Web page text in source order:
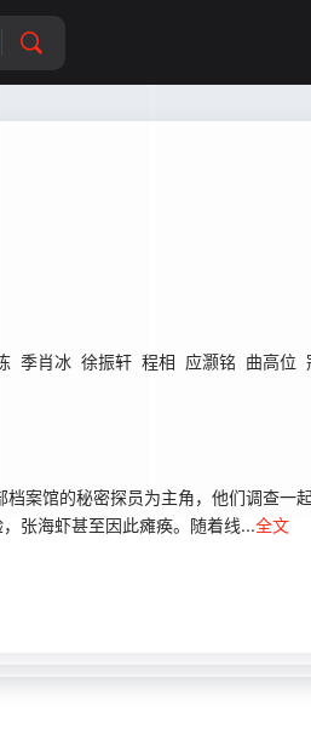
季肖冰 徐振轩 程相 应灏铭 曲高位
案馆的秘密探员为主角，他们调查一
张海虾甚至因此瘫痪。随着线...全文